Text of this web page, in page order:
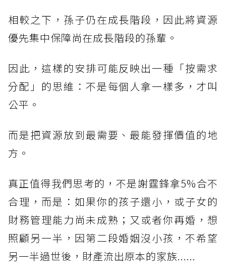
相較之下，孫子仍在成長階段，因此將資源
優先集中保障尚在成長階段的孫輩。
因此，這樣的安排可能反映出一種「按需求
分配」的思維：不是每個人拿一樣多，才叫
公平。
而是把資源放到最需要、最能發揮價值的地
方。
真正值得我們思考的，不是謝霆鋒拿5%合不
合理，而是：如果你的孩子還小，或子女的
財務管理能力尚未成熟；又或者你再婚，想
照顧另一半，因第二段婚姻沒小孩，不希望
另一半過世後，財產流出原本的家族......